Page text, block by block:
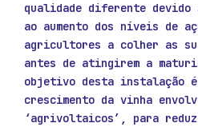
qualidade diferente
ao aumento dos níveis de
agricultores a colher as
antes de atingirem a
objetivo desta instalação é
crescimento da vinha
‘agrivoltaicos’, para